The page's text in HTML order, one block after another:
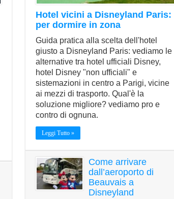
Hotel vicini a Disneyland Paris:
per dormire in zona
Guida pratica alla scelta dell'hotel
giusto a Disneyland Paris: vediamo le
alternative tra hotel ufficiali Disney,
hotel Disney "non ufficiali" e
sistemazioni in centro a Parigi, vicine
ai mezzi di trasporto. Qual'è la
soluzione migliore? vediamo pro e
contro di ognuna.
Leggi Tutto »
Come arrivare
dall’aeroporto di
Beauvais a
Disneyland